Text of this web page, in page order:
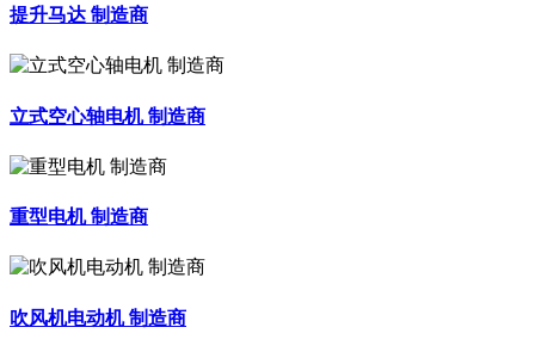
提升马达 制造商
立式空心轴电机 制造商
重型电机 制造商
吹风机电动机 制造商